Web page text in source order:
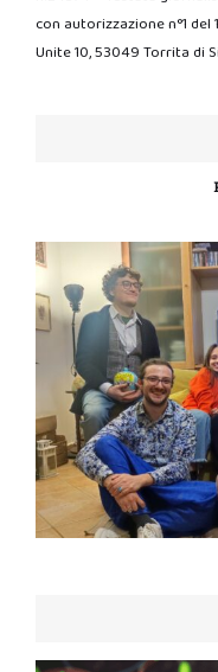
con autorizzazione n°1 del
Unite 10, 53049 Torrita di